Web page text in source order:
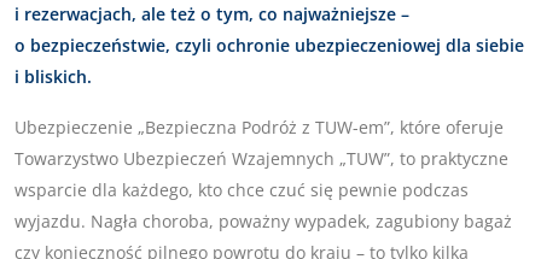
i rezerwacjach, ale też o tym, co najważniejsze –
o bezpieczeństwie, czyli ochronie ubezpieczeniowej dla siebie
i bliskich.
Ubezpieczenie „Bezpieczna Podróż z TUW-em”, które oferuje
Towarzystwo Ubezpieczeń Wzajemnych „TUW”, to praktyczne
wsparcie dla każdego, kto chce czuć się pewnie podczas
wyjazdu. Nagła choroba, poważny wypadek, zagubiony bagaż
czy konieczność pilnego powrotu do kraju – to tylko kilka